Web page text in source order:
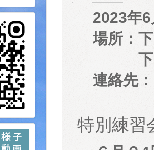
2023年
場所：
下関
連絡先
特別練習